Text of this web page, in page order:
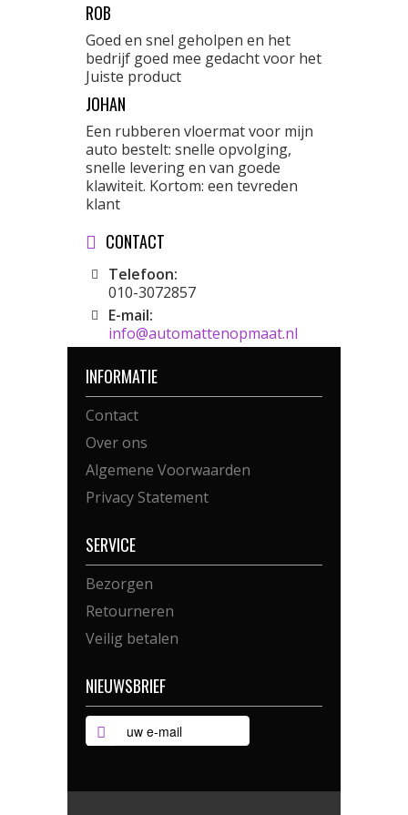
ROB
Goed en snel geholpen en het
bedrijf goed mee gedacht voor het
Juiste product
JOHAN
Een rubberen vloermat voor mijn
auto bestelt: snelle opvolging,
snelle levering en van goede
klawiteit. Kortom: een tevreden
klant
CONTACT
Telefoon:
010-3072857
E-mail:
info@automattenopmaat.nl
INFORMATIE
Contact
Over ons
Algemene Voorwaarden
Privacy Statement
SERVICE
Bezorgen
Retourneren
Veilig betalen
NIEUWSBRIEF